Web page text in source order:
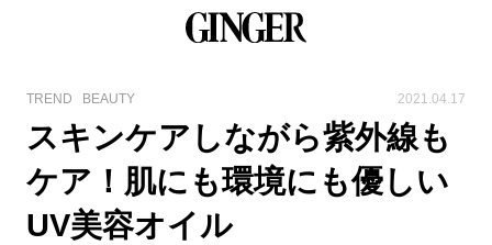
TREND BEAUTY 2021.04.17
スキンケアしながら紫外線も
ケア！肌にも環境にも優しい
UV美容オイル